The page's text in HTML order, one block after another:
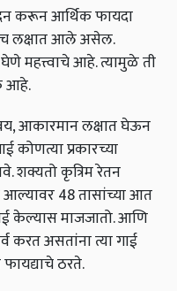
करून आर्थिक फायदा
लक्षात आले असेल.
महत्त्वाचे आहे.त्यामुळे ती
आहे.
,आकारमान लक्षात घेऊन
कोणत्या प्रकारच्या
.शक्यतो कृत्रिम रेतन
आल्यावर 48 तासांच्या आत
केल्यास माजजातो.आणि
करत असतांना त्या गाई
ठरते.